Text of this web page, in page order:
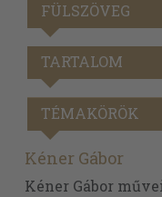
FÜLSZÖVEG
TARTALOM
TÉMAKÖRÖK
Kéner Gábor
Kéner Gábor